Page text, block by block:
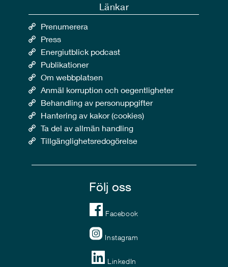
Länkar
Prenumerera
Press
Energiutblick podcast
Publikationer
Om webbplatsen
Anmäl korruption och oegentligheter
Behandling av personuppgifter
Hantering av kakor (cookies)
Ta del av allmän handling
Tillgänglighetsredogörelse
Följ oss
Facebook
Instagram
LinkedIn